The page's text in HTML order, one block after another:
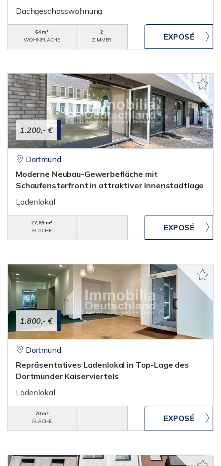
Dachgeschosswohnung
64 m²
WOHNFLÄCHE
2
ZIMMER
1.200,- €
Dortmund
Moderne Neubau-Gewerbefläche mit
Schaufensterfront in attraktiver Innenstadtlage
Ladenlokal
27,89 m²
FLÄCHE
1.800,- €
Dortmund
Repräsentatives Ladenlokal in Top-Lage des
Dortmunder Kaiserviertels
Ladenlokal
70 m²
FLÄCHE